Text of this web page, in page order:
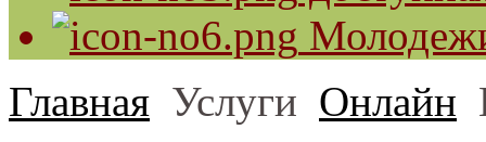
Главная Услуги Онлайн